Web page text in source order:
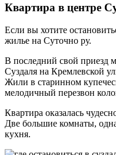
Квартира в центре
Если вы хотите
жилье на Суточно ру.
В последний свой приезд
Суздаля на Кремлевской
Жили в старинном
мелодичный перезвон
Квартира оказалась
Две большие комнаты,
кухня.